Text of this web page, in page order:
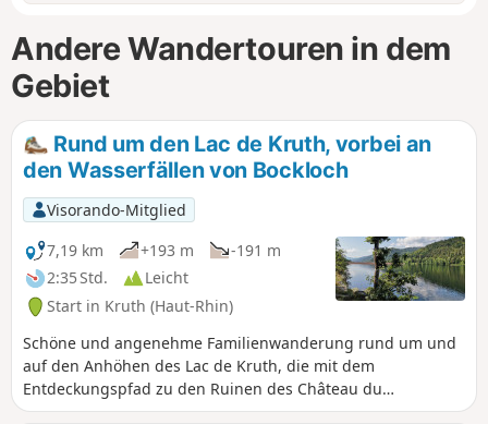
Andere Wandertouren in dem
Gebiet
Rund um den Lac de Kruth, vorbei an
den Wasserfällen von Bockloch
Visorando-Mitglied
7,19 km
+193 m
-191 m
2:35 Std.
Leicht
Start in Kruth (Haut-Rhin)
Schöne und angenehme Familienwanderung rund um und
auf den Anhöhen des Lac de Kruth, die mit dem
Entdeckungspfad zu den Ruinen des Château du
Schlossberg kombiniert werden kann.